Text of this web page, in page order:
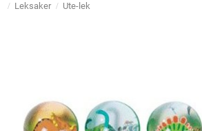
Leksaker Ute-lek